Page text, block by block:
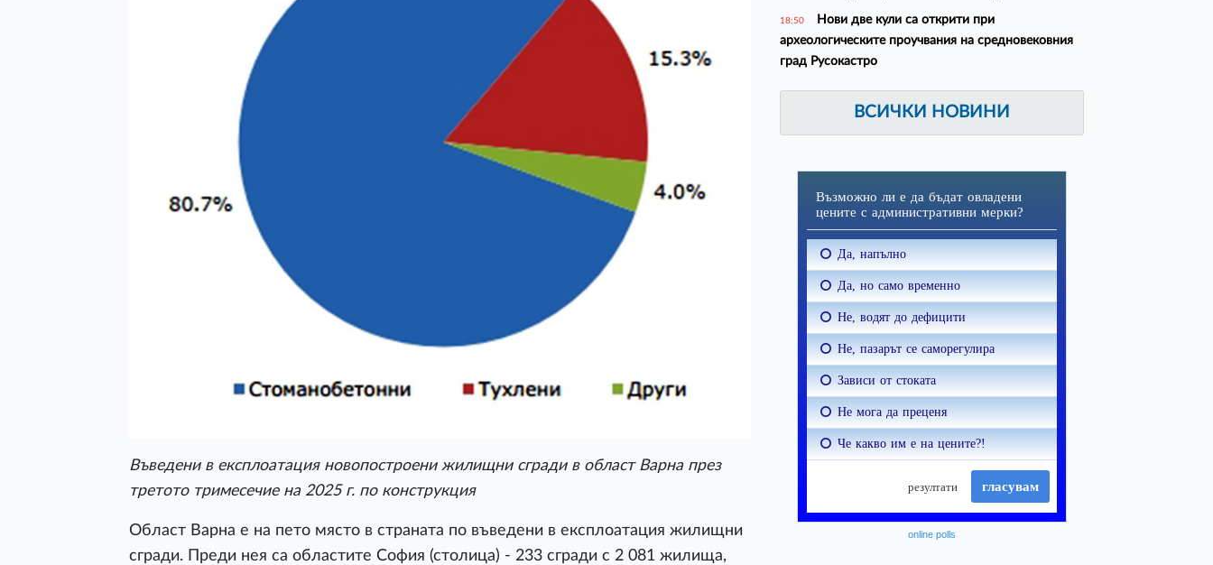
Въведени в експлоатация новопостроени жилищни сгради в област Варна през
третото тримесечие на 2025 г. по конструкция
Област Варна е на пето място в страната по въведени в експлоатация жилищни
сгради. Преди нея са областите София (столица) - 233 сгради с 2 081 жилища,
18:50
Нови две кули са открити при
археологическите проучвания на средновековния
град Русокастро
ВСИЧКИ НОВИНИ
online polls